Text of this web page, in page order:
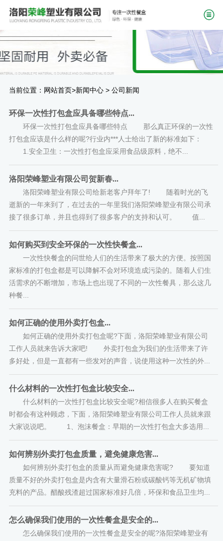
当前位置： 网站首页>新闻中心> 公司新闻
环保一次性打包盒应具备哪些特点...
环保一次性打包盒应具备哪些特点 那么真正环保的一次性
打包盒应该是什么样的呢?行业内***人士给出了新的标准如下：
1.安全卫生：一次性打包盒应采用食品级原料，绝不...
洛阳荣峰塑业有限公司贺新春...
洛阳荣峰塑业有限公司给新老客户拜年了! 随着时光的飞
逝新的一年来到了，在过去的一年里我们洛阳荣峰塑业有限公司承
接了很多订单，并且也得到了很多客户的支持和认可。 值...
如何购买到安全环保的一次性快餐盒...
一次性快餐盒的问世给人们的生活带来了极大的方便。按照国
家标准的打包盒都是可以降解不会对环境造成污染的。随着人们生
活需求的不断增加，市场上也出现了不同的一次性餐具，那么这几
种餐...
如何正确的使用外卖打包盒...
如何正确的使用外卖打包盒呢?下面，洛阳荣峰塑业有限公司
工作人员就来告诉大家吧! 外卖打包盒为我们的生活带来了许
多好处，但是一直都有一些发对的声音，说使用这种一次性的外...
什么材料的一次性打包盒比较安全...
什么材料的一次性打包盒比较安全呢?相信很多人在购买餐盒
时都会有这种顾虑，下面，洛阳荣峰塑业有限公司工作人员就来跟
大家说说吧。 1、泡沫餐盒：早期的一次性打包盒大多选用...
如何辨别外卖打包盒质量，避免健康危害...
如何辨别外卖打包盒的质量从而避免健康危害呢? 要知道
质量不好的外卖打包盒是内含有大量滑石粉或碳酸钙等无机矿物填
充料的产品。醋酸残渣超过国家标准好几倍，环保和食品卫生均...
怎么确保我们使用的一次性餐盒是安全的...
怎么确保我们使用的一次性餐盒是安全的呢?洛阳荣峰塑业有